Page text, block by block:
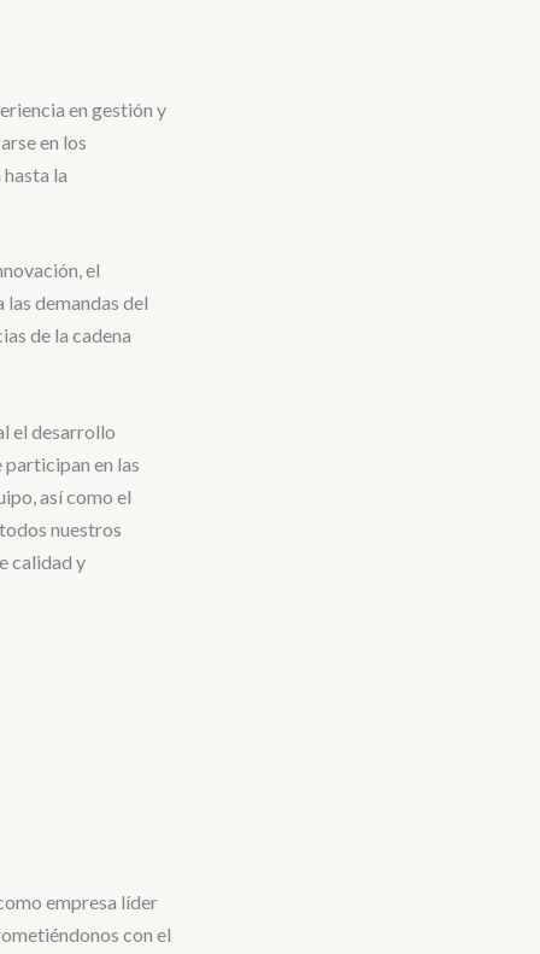
en gestión y
en los
la
el
demandas del
de la cadena
el desarrollo
participan en las
así como el
nuestros
calidad y
empresa líder
con el